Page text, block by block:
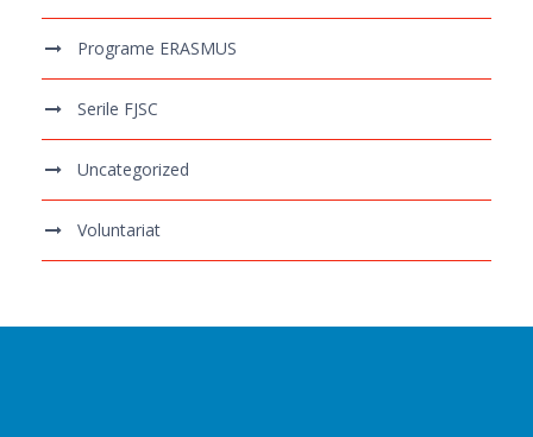
Programe ERASMUS
Serile FJSC
Uncategorized
Voluntariat